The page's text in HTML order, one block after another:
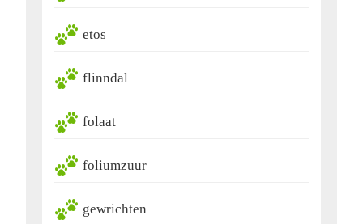
etos
flinndal
folaat
foliumzuur
gewrichten